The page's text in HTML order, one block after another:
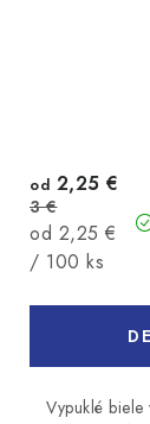
od 2,25 €
3 €
Jednotková
cena:
od 2,25 €
/ 100 ks
Vypuklé